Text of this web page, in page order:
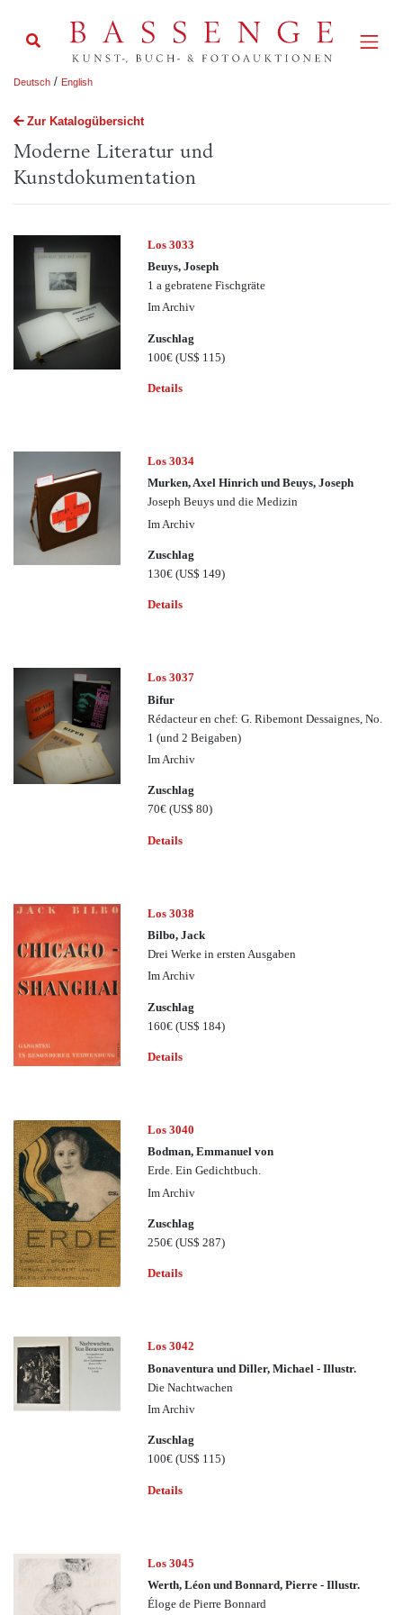
Deutsch / English
Zur Katalogübersicht
Moderne Literatur und
Kunstdokumentation
Los 3033
Beuys, Joseph
1 a gebratene Fischgräte
Im Archiv
Zuschlag
100€(US$ 115)
Details
Los 3034
Murken, Axel Hinrich und Beuys, Joseph
Joseph Beuys und die Medizin
Im Archiv
Zuschlag
130€(US$ 149)
Details
Los 3037
Bifur
Rédacteur en chef: G. Ribemont Dessaignes, No.
1 (und 2 Beigaben)
Im Archiv
Zuschlag
70€(US$ 80)
Details
Los 3038
Bilbo, Jack
Drei Werke in ersten Ausgaben
Im Archiv
Zuschlag
160€(US$ 184)
Details
Los 3040
Bodman, Emmanuel von
Erde. Ein Gedichtbuch.
Im Archiv
Zuschlag
250€(US$ 287)
Details
Los 3042
Bonaventura und Diller, Michael - Illustr.
Die Nachtwachen
Im Archiv
Zuschlag
100€(US$ 115)
Details
Los 3045
Werth, Léon und Bonnard, Pierre - Illustr.
Éloge de Pierre Bonnard